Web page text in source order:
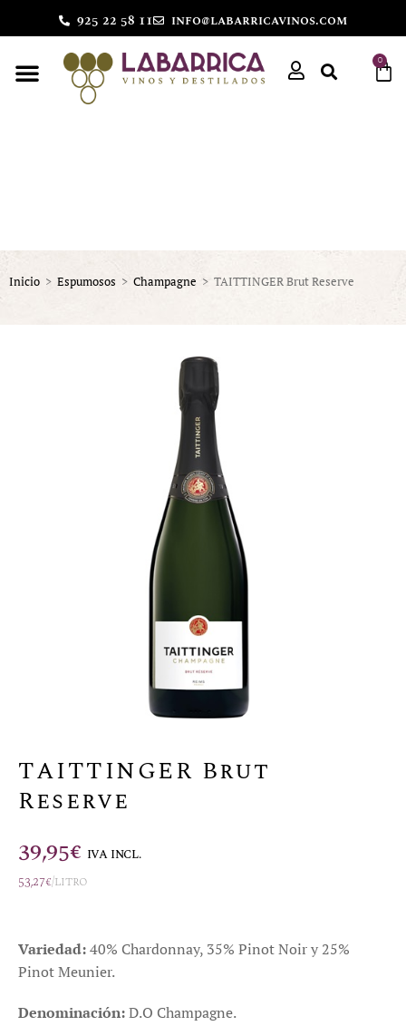
925 22 58 11 info@labarricavinos.com
0
Inicio > Espumosos > Champagne > TAITTINGER Brut Reserve
TAITTINGER Brut
Reserve
39,95€ IVA INCL.
53,27€/litro
Variedad:40% Chardonnay, 35% Pinot Noir y 25%
Pinot Meunier.
Denominación:D.O Champagne.